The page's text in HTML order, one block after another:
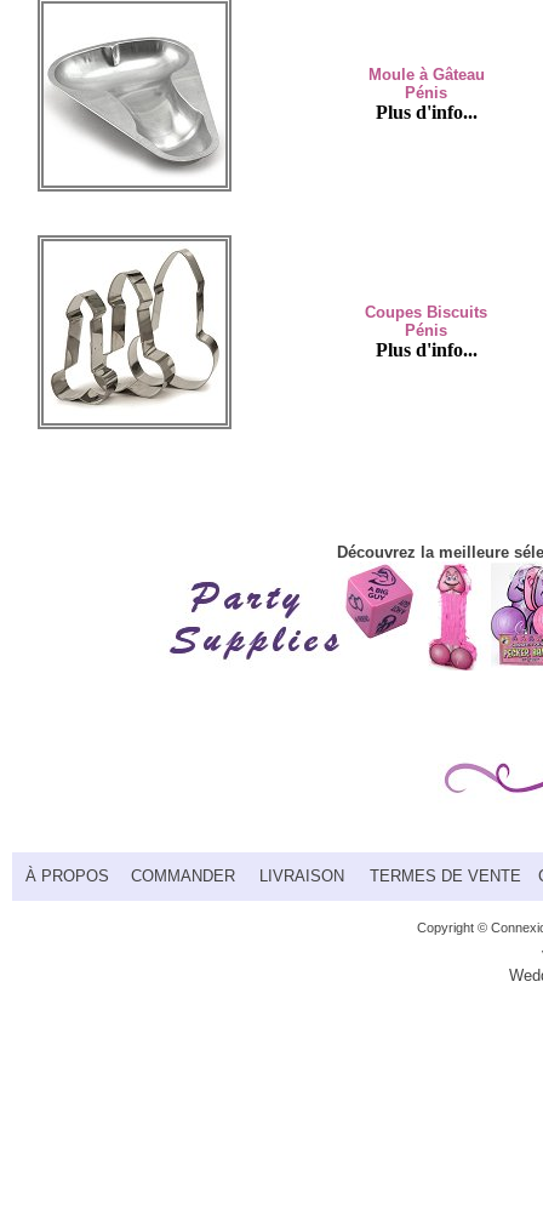
Moule à Gâteau
Pénis
Plus d'info...
Coupes Biscuits
Pénis
Plus d'info...
Découvrez la meilleure
À PROPOS COMMANDER LIVRAISON TERMES DE VENTE
Copyright ©